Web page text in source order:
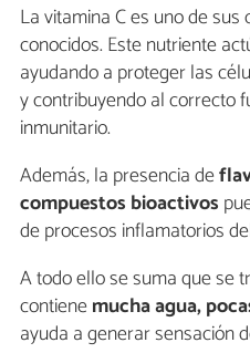
La vitamina C es uno de
conocidos. Este nutriente
ayudando a proteger las
y contribuyendo al correcto
inmunitario.
Además, la presencia de
compuestos bioactivos
de procesos inflamatorios
A todo ello se suma que se
contienemucha agua,
ayuda a generar sensación